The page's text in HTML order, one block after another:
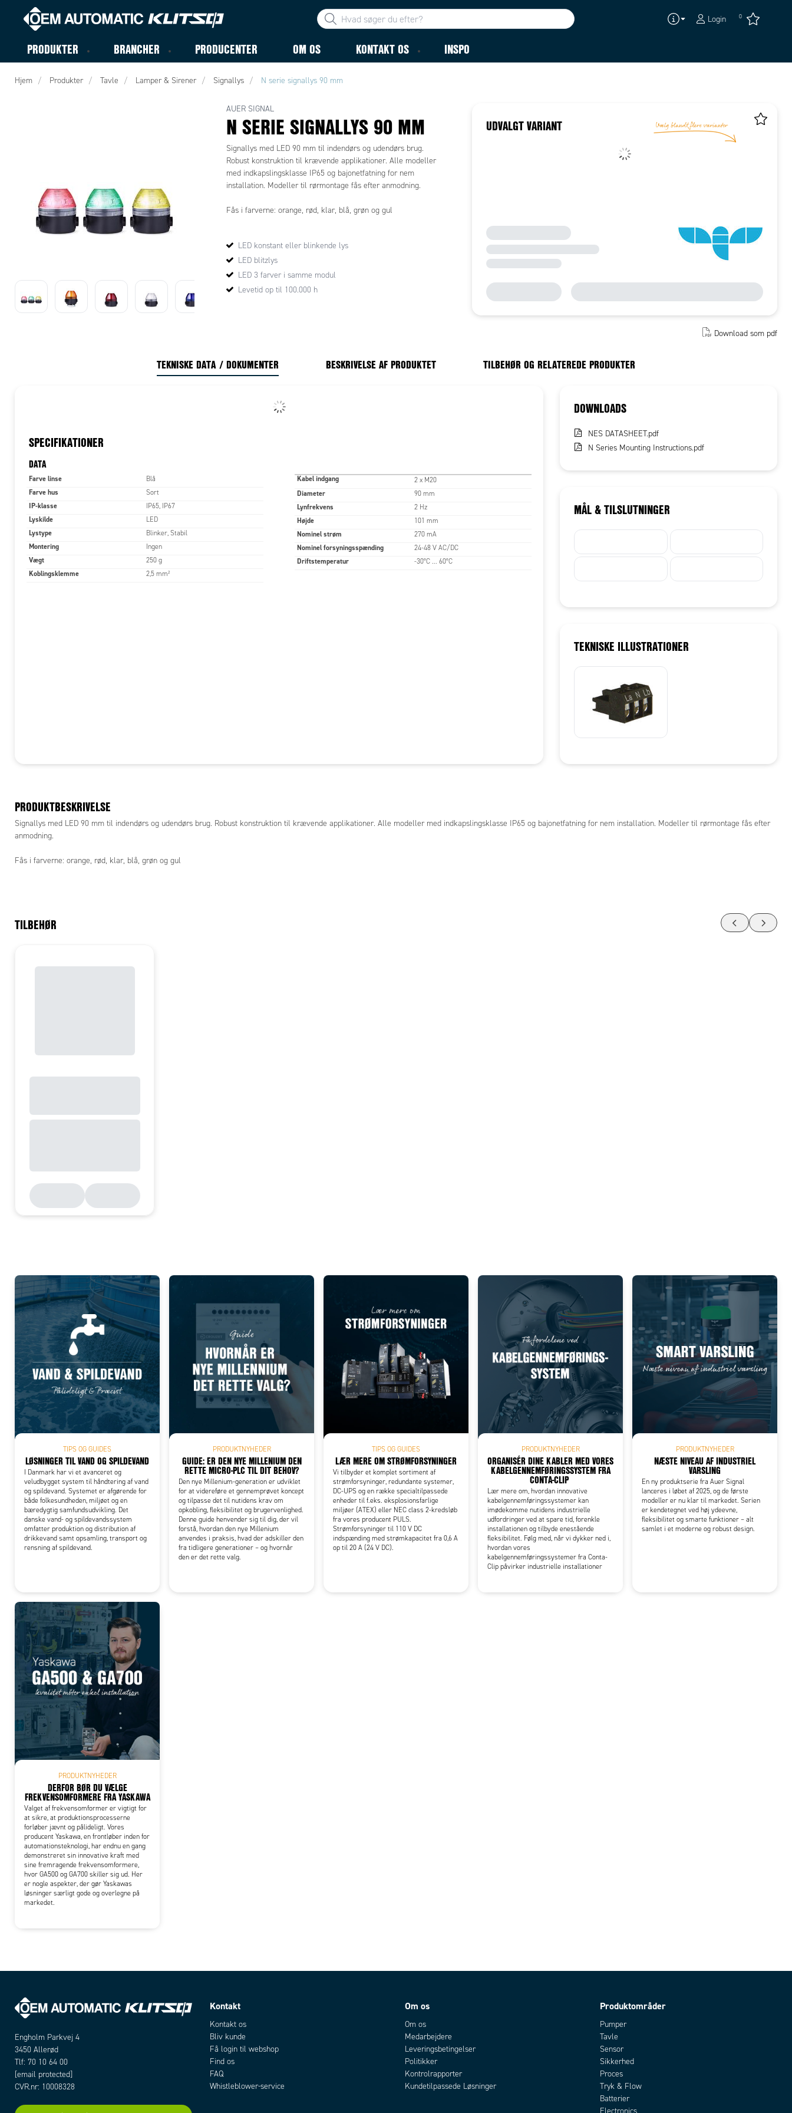
Login 0
PRODUKTER BRANCHER PRODUCENTER OM OS KONTAKT OS INSPO
Hjem Produkter Tavle Lamper & Sirener Signallys N serie signallys 90 mm
AUER SIGNAL
N SERIE SIGNALLYS 90 MM
Signallys med LED 90 mm til indendørs og udendørs brug.
Robust konstruktion til krævende applikationer. Alle modeller
med indkapslingsklasse IP65 og bajonetfatning for nem
installation. Modeller til rørmontage fås efter anmodning.
Fås i farverne: orange, rød, klar, blå, grøn og gul
LED konstant eller blinkende lys
LED blitzlys
LED 3 farver i samme modul
Levetid op til 100.000 h
UDVALGT VARIANT
Download som pdf
TEKNISKE DATA / DOKUMENTER BESKRIVELSE AF PRODUKTET TILBEHØR OG RELATEREDE PRODUKTER
SPECIFIKATIONER
DATA
Farve linse Blå
Farve hus Sort
IP-klasse IP65, IP67
Lyskilde LED
Lystype Blinker, Stabil
Montering Ingen
Vægt 250 g
Koblingsklemme 2,5 mm²
Kabel indgang 2 x M20
Diameter 90 mm
Lynfrekvens 2 Hz
Højde 101 mm
Nominel strøm 270 mA
Nominel forsyningsspænding 24-48 V AC/DC
Driftstemperatur -30°C ... 60°C
DOWNLOADS
NES DATASHEET.pdf
N Series Mounting Instructions.pdf
MÅL & TILSLUTNINGER
TEKNISKE ILLUSTRATIONER
PRODUKTBESKRIVELSE
Signallys med LED 90 mm til indendørs og udendørs brug. Robust konstruktion til krævende applikationer. Alle modeller med indkapslingsklasse IP65 og bajonetfatning for nem installation. Modeller til rørmontage fås efter
anmodning.
Fås i farverne: orange, rød, klar, blå, grøn og gul
TILBEHØR
Add to existing cart row Add as new cart row
TIPS OG GUIDES
LØSNINGER TIL VAND OG SPILDEVAND
I Danmark har vi et avanceret og
veludbygget system til håndtering af vand
og spildevand. Systemet er afgørende for
både folkesundheden, miljøet og en
bæredygtig samfundsudvikling. Det
danske vand- og spildevandssystem
omfatter produktion og distribution af
drikkevand samt opsamling, transport og
rensning af spildevand.
PRODUKTNYHEDER
GUIDE: ER DEN NYE MILLENIUM DEN
RETTE MICRO-PLC TIL DIT BEHOV?
Den nye Millenium-generation er udviklet
for at videreføre et gennemprøvet koncept
og tilpasse det til nutidens krav om
opkobling, fleksibilitet og brugervenlighed.
Denne guide henvender sig til dig, der vil
forstå, hvordan den nye Millenium
anvendes i praksis, hvad der adskiller den
fra tidligere generationer – og hvornår
den er det rette valg.
TIPS OG GUIDES
LÆR MERE OM STRØMFORSYNINGER
Vi tilbyder et komplet sortiment af
strømforsyninger, redundante systemer,
DC-UPS og en række specialtilpassede
enheder til f.eks. eksplosionsfarlige
miljøer (ATEX) eller NEC class 2-kredsløb
fra vores producent PULS.
Strømforsyninger til 110 V DC
indspænding med strømkapacitet fra 0,6 A
op til 20 A (24 V DC).
PRODUKTNYHEDER
ORGANISÉR DINE KABLER MED VORES
KABELGENNEMFØRINGSSYSTEM FRA
CONTA-CLIP
Lær mere om, hvordan innovative
kabelgennemføringssystemer kan
imødekomme nutidens industrielle
udfordringer ved at spare tid, forenkle
installationen og tilbyde enestående
fleksibilitet. Følg med, når vi dykker ned i,
hvordan vores
kabelgennemføringssystemer fra Conta-
Clip påvirker industrielle installationer
PRODUKTNYHEDER
NÆSTE NIVEAU AF INDUSTRIEL
VARSLING
En ny produktserie fra Auer Signal
lanceres i løbet af 2025, og de første
modeller er nu klar til markedet. Serien
er kendetegnet ved høj ydeevne,
fleksibilitet og smarte funktioner – alt
samlet i et moderne og robust design.
PRODUKTNYHEDER
DERFOR BØR DU VÆLGE
FREKVENSOMFORMERE FRA YASKAWA
Valget af frekvensomformer er vigtigt for
at sikre, at produktionsprocesserne
forløber jævnt og pålideligt. Vores
producent Yaskawa, en frontløber inden for
automationsteknologi, har endnu en gang
demonstreret sin innovative kraft med
sine fremragende frekvensomformere,
hvor GA500 og GA700 skiller sig ud. Her
er nogle aspekter, der gør Yaskawas
løsninger særligt gode og overlegne på
markedet.
Engholm Parkvej 4
3450 Allerød
Tlf: 70 10 64 00
[email protected]
CVR.nr: 10008328
Kontakt
Kontakt os
Bliv kunde
Få login til webshop
Find os
FAQ
Whistleblower-service
Om os
Om os
Medarbejdere
Leveringsbetingelser
Politikker
Kontrolrapporter
Kundetilpassede Løsninger
Produktområder
Pumper
Tavle
Sensor
Sikkerhed
Proces
Tryk & Flow
Batterier